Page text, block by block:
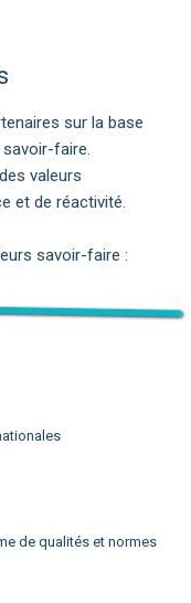
sur la base
faire.
valeurs
et de réactivité.
savoir-faire :
de qualités et normes